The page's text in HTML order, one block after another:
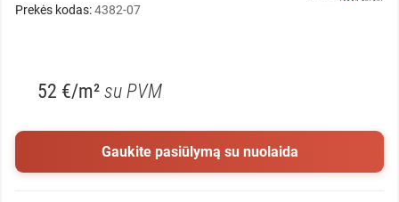
Prekės kodas:4382-07
52 €/m² su PVM
Gaukite pasiūlymą su nuolaida